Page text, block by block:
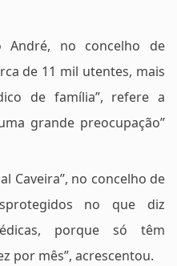
André, no concelho de
de 11 mil utentes, mais
de família”, refere a
grande preocupação”
Caveira”, no concelho de
no que diz
porque só têm
por mês”, acrescentou.